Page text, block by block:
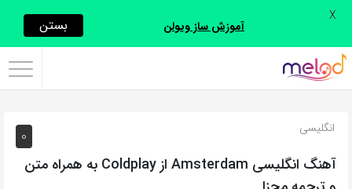
اشتراک
با
روش‌های
زیر
0 انگلیسی
آهنگ انگلیسی Amsterdam از Coldplay به همراه متن
آموزش ساز ویولن بستن X